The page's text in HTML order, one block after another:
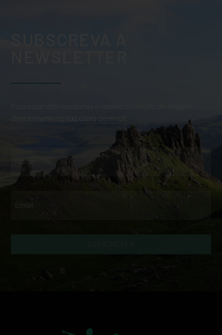
directamente na tua caixa de email.